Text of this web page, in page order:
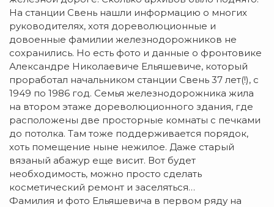
На станции Свень нашли информацию о многих
руководителях, хотя дореволюционные и
довоенные фамилии железнодорожников не
сохранились. Но есть фото и данные о фронтовике
Александре Николаевиче Ельяшевиче, который
проработал начальником станции Свень 37 лет(!), с
1949 по 1986 год. Семья железнодорожника жила
на втором этаже дореволюционного здания, где
расположены две просторные комнаты с печками
до потолка. Там тоже поддерживается порядок,
хоть помещение ныне нежилое. Даже старый
вязаный абажур еще висит. Вот будет
необходимость, можно просто сделать
косметический ремонт и заселяться…
Фамилия и фото Ельяшевича в первом ряду на